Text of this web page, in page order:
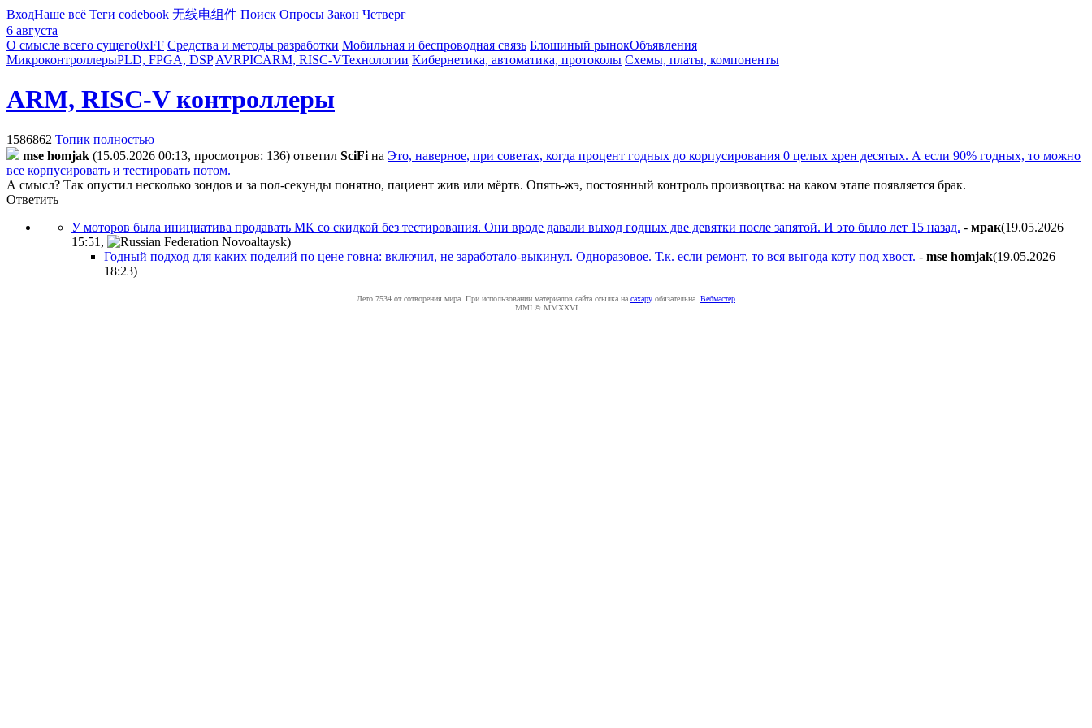
ВходНаше всё Теги codebook 无线电组件 Поиск Опросы Закон Четверг
6 августа
О смысле всего сущего0xFF Средства и методы разработки Мобильная и беспроводная связь Блошиный рынокОбъявления
МикроконтроллерыPLD, FPGA, DSP AVRPICARM, RISC-VТехнологии Кибернетика, автоматика, протоколы Схемы, платы, компоненты
ARM, RISC-V контроллеры
1586862 Топик полностью
mse homjak (15.05.2026 00:13, просмотров: 136) ответил SciFi на Это, наверное, при советах, когда процент годных до корпусирования 0 целых хрен десятых. А если 90% годных, то можно
все корпусировать и тестировать потом.
А смысл? Так опустил несколько зондов и за пол-секунды понятно, пациент жив или мёртв. Опять-жэ, постоянный контроль произвоцтва: на каком этапе появляется брак.
Ответить
У моторов была инициатива продавать МК со скидкой без тестирования. Они вроде давали выход годных две девятки после запятой. И это было лет 15 назад. - мpaк(19.05.2026
15:51 ,
)
Годный подход для каких поделий по цене говна: включил, не заработало-выкинул. Одноразовое. Т.к. если ремонт, то вся выгода коту под хвост. - mse homjak(19.05.2026
18:23)
Лето 7534 от сотворения мира. При использовании материалов сайта ссылка на caxapу обязательна. Вебмастер
MMI © MMXXVI